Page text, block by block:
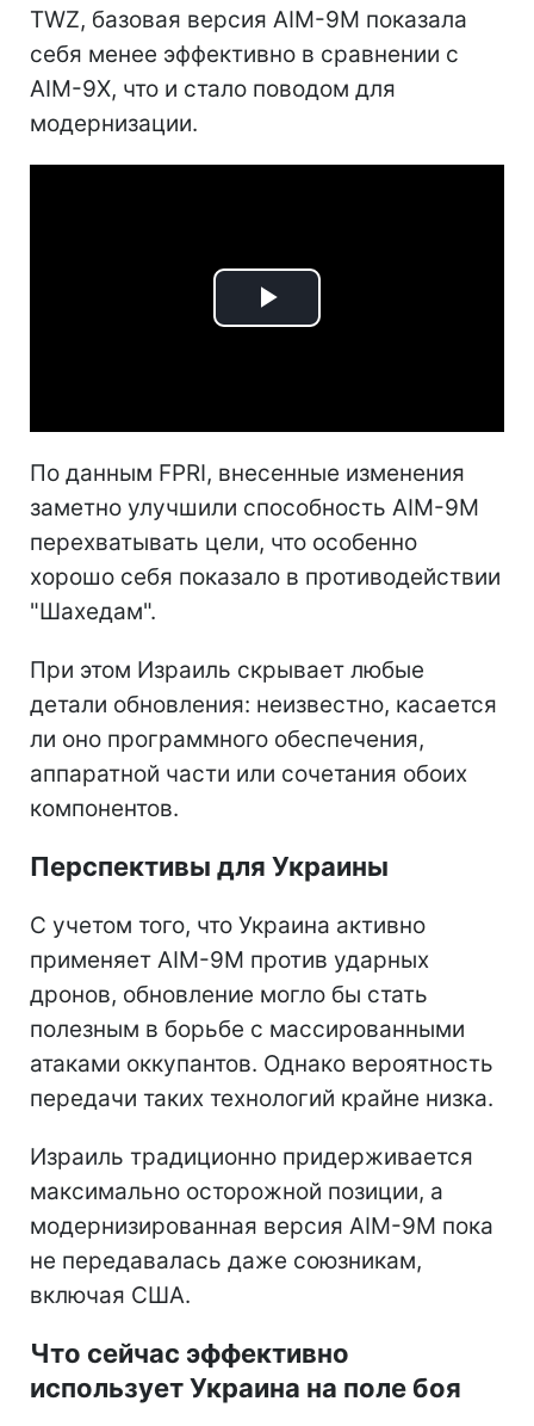
TWZ, базовая версия AIM-9M показала
себя менее эффективно в сравнении с
AIM-9X, что и стало поводом для
модернизации.
Play
По данным FPRI, внесенные изменения
заметно улучшили способность AIM-9M
перехватывать цели, что особенно
хорошо себя показало в противодействии
"Шахедам".
При этом Израиль скрывает любые
детали обновления: неизвестно, касается
ли оно программного обеспечения,
аппаратной части или сочетания обоих
компонентов.
Перспективы для Украины
С учетом того, что Украина активно
применяет AIM-9M против ударных
дронов, обновление могло бы стать
полезным в борьбе с массированными
атаками оккупантов. Однако вероятность
передачи таких технологий крайне низка.
Израиль традиционно придерживается
максимально осторожной позиции, а
модернизированная версия AIM-9M пока
не передавалась даже союзникам,
включая США.
Что сейчас эффективно
использует Украина на поле боя